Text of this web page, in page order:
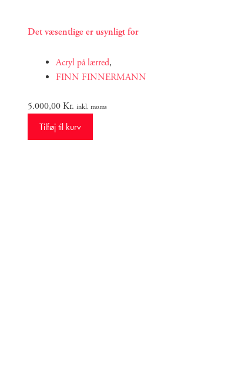
Det væsentlige er usynligt for
Acryl på lærred,
FINN FINNERMANN
5.000,00Kr. inkl. moms
Tilføj til kurv